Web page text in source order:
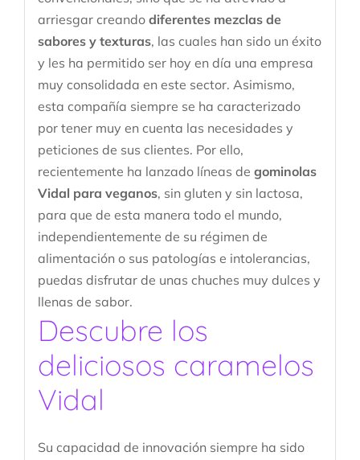
arriesgar creando diferentes mezclas de
sabores y texturas, las cuales han sido un éxito
y les ha permitido ser hoy en día una empresa
muy consolidada en este sector. Asimismo,
esta compañía siempre se ha caracterizado
por tener muy en cuenta las necesidades y
peticiones de sus clientes. Por ello,
recientemente ha lanzado líneas de gominolas
Vidal para veganos, sin gluten y sin lactosa,
para que de esta manera todo el mundo,
independientemente de su régimen de
alimentación o sus patologías e intolerancias,
puedas disfrutar de unas chuches muy dulces y
llenas de sabor.
Descubre los
deliciosos caramelos
Vidal
Su capacidad de innovación siempre ha sido